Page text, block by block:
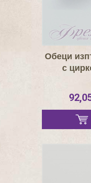
Обеци
с